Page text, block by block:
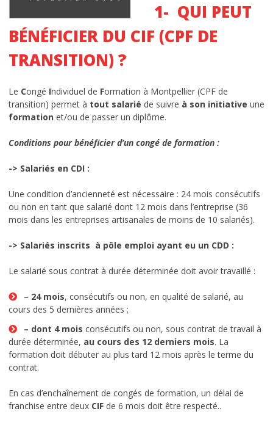
1- QUI PEUT
BÉNÉFICIER DU CIF (CPF DE
TRANSITION) ?
Le Congé Individuel de Formation à Montpellier (CPF de
transition) permet à tout salarié de suivre à son initiative une
formation et/ou de passer un diplôme.
Conditions pour bénéficier d’un congé de formation :
-> Salariés en CDI :
Une condition d’ancienneté est nécessaire : 24 mois consécutifs
ou non en tant que salarié dont 12 mois dans l’entreprise (36
mois dans les entreprises artisanales de moins de 10 salariés).
-> Salariés inscrits à pôle emploi ayant eu un CDD :
Le salarié sous contrat à durée déterminée doit avoir travaillé :
– 24 mois, consécutifs ou non, en qualité de salarié, au
cours des 5 dernières années ;
– dont 4 mois consécutifs ou non, sous contrat de travail à
durée déterminée, au cours des 12 derniers mois. La
formation doit débuter au plus tard 12 mois après le terme du
contrat.
En cas d’enchaînement de congés de formation, un délai de
franchise entre deux CIF de 6 mois doit être respecté..